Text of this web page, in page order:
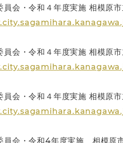
員会・令和４年度実施 相模原
員会・令和４年度実施 相模原
員会・令和４年度実施 相模原
員会・令和4年度実施 相模原